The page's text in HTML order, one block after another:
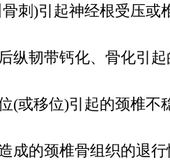
刺)引起神经根受压或
韧带钙化、骨化引起
移位)引起的颈椎不
的颈椎骨组织的退行